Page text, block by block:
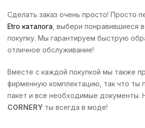
Сделать заказ очень просто! Просто
Etro каталога , выбери понравившиеся
покупку. Мы гарантируем быструю
отличное обслуживание!
Вместе с каждой покупкой мы также
фирменную комплектацию, так что ты
пакет и все необходимые документы.
CORNERY ты всегда в моде!